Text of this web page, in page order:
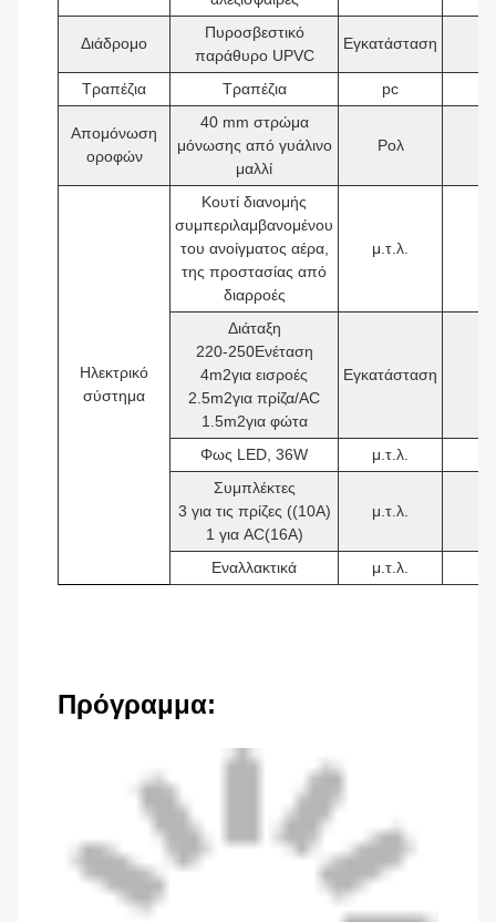
Διάδρομο
Πυροσβεστικό
παράθυρο UPVC
Εγκατάσταση
Τραπέζια Τραπέζια pc
Απομόνωση
οροφών
40 mm στρώμα
μόνωσης από γυάλινο
μαλλί
Ρολ
Ηλεκτρικό
σύστημα
Κουτί διανομής
συμπεριλαμβανομένου
του ανοίγματος αέρα,
της προστασίας από
διαρροές
μ.τ.λ.
Διάταξη
220-250Ενέταση
4m2για εισροές
2.5m2για πρίζα/AC
1.5m2για φώτα
Εγκατάσταση
Φως LED, 36W μ.τ.λ.
Συμπλέκτες
3 για τις πρίζες ((10A)
1 για AC(16A)
μ.τ.λ.
Εναλλακτικά μ.τ.λ.
Πρόγραμμα: